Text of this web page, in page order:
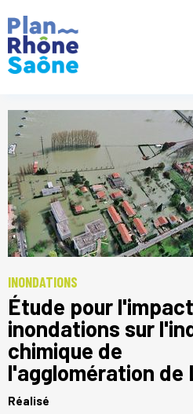
INONDATIONS
Étude pour
inondations sur
chimique de
l'agglomération de
Réalisé